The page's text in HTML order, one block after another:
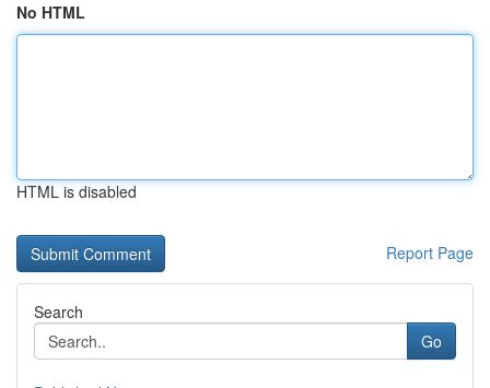
No HTML
HTML is disabled
Report Page
Search
Go